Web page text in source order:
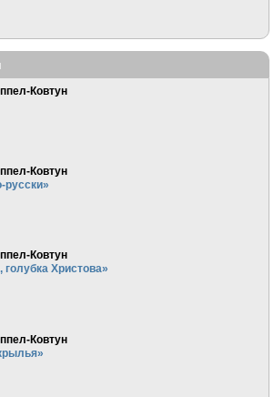
Ковтун
Ковтун
Ковтун
Христова»
Ковтун